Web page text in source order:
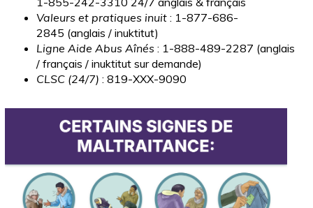
Valeurs et pratiques inuit : 1-877-686-
2845 (anglais / inuktitut)
Ligne Aide Abus Aînés : 1-888-489-2287 (anglais
/ français / inuktitut sur demande)
CLSC (24/7) : 819-XXX-9090